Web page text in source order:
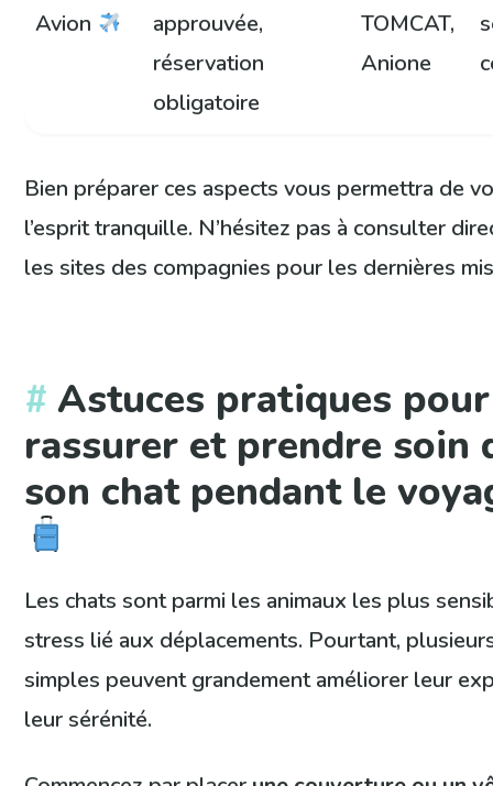
Avion
approuvée,
réservation
obligatoire
TOMCAT,
Anione
Bien préparer ces aspects vous permettra de
l’esprit tranquille. N’hésitez pas à consulter
les sites des compagnies pour les dernières
Astuces pratiques pour
rassurer et prendre soin
son chat pendant le
Les chats sont parmi les animaux les plus
stress lié aux déplacements. Pourtant,
simples peuvent grandement améliorer leur
leur sérénité.